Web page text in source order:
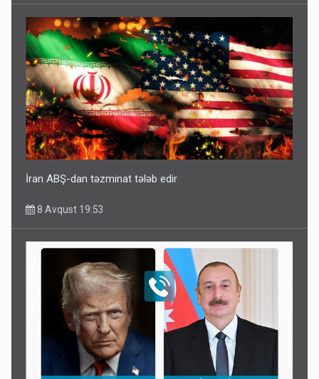
İran ABŞ-dan təzminat tələb edir
8 Avqust 19:53